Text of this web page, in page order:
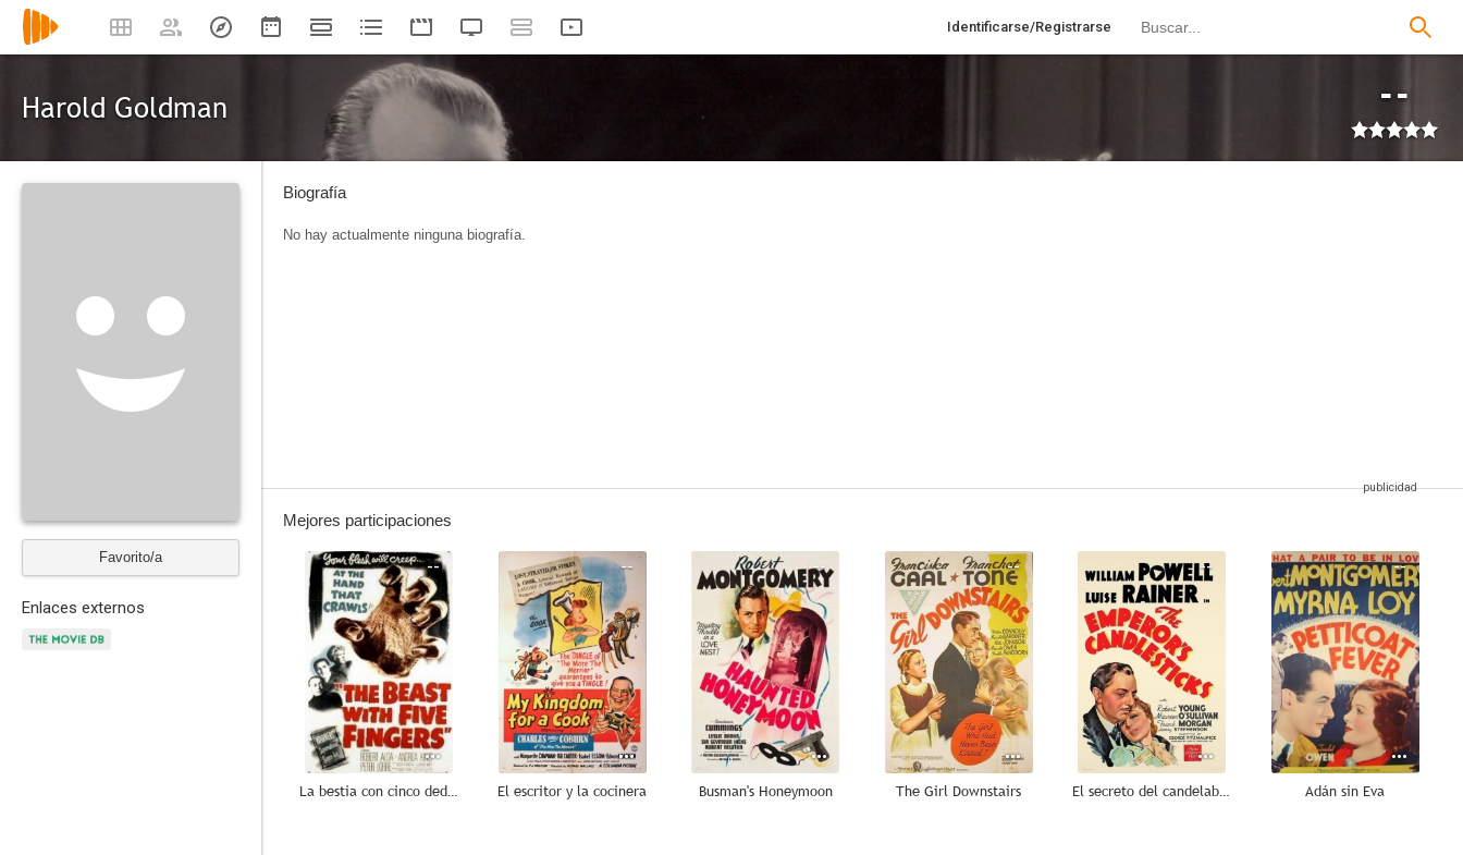
Identificarse/Registrarse
Harold Goldman --
Favorito/a
Enlaces externos
Biografía
No hay actualmente ninguna biografía.
Mejores participaciones
--
La bestia con cinco dedos
--
El escritor y la cocinera
--
Busman's Honeymoon
--
The Girl Downstairs
--
El secreto del candelabro (Los candelabros del Zar)
--
Adán sin Eva